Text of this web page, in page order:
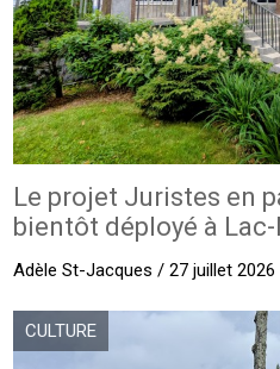
Le projet Juristes en
bientôt déployé à
Adèle St-Jacques / 27 juillet 2026
CULTURE